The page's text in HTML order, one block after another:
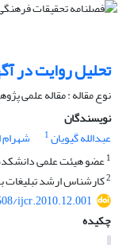
تحلیل روایت در
نوع مقاله : مقاله علمی
نویسندگان
عبدالله گیویان1
1عضو هیئت علمی
2کارشناس ارشد تبلیغات
ijcr.2010.12.001
چکیده